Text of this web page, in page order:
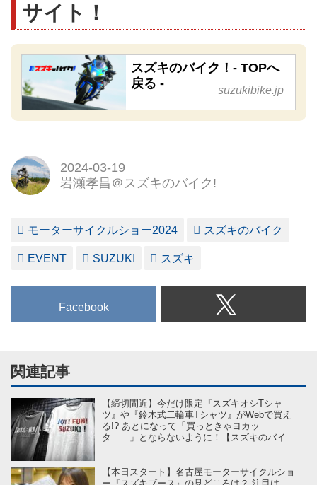
サイト！
スズキのバイク！- TOPへ
戻る -
suzukibike.jp
2024-03-19
岩瀬孝昌＠スズキのバイク!
モーターサイクルショー2024 スズキのバイク
EVENT SUZUKI スズキ
Facebook
関連記事
【締切間近】今だけ限定『スズキオシTシャ
ツ』や『鈴木式二輪車Tシャツ』がWebで買え
る!? あとになって「買っときゃヨカッ
タ……」とならないように！【スズキのバイ
【本日スタート】名古屋モーターサイクルショ